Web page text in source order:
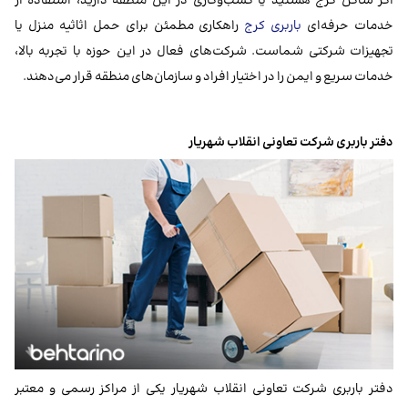
خدمات حرفه‌ای باربری کرج راهکاری مطمئن برای حمل اثاثیه منزل یا
تجهیزات شرکتی شماست. شرکت‌های فعال در این حوزه با تجربه بالا،
خدمات سریع و ایمن را در اختیار افراد و سازمان‌های منطقه قرار می‌دهند.
دفتر باربری شرکت تعاونی انقلاب شهریار
دفتر باربری شرکت تعاونی انقلاب شهریار یکی از مراکز رسمی و معتبر